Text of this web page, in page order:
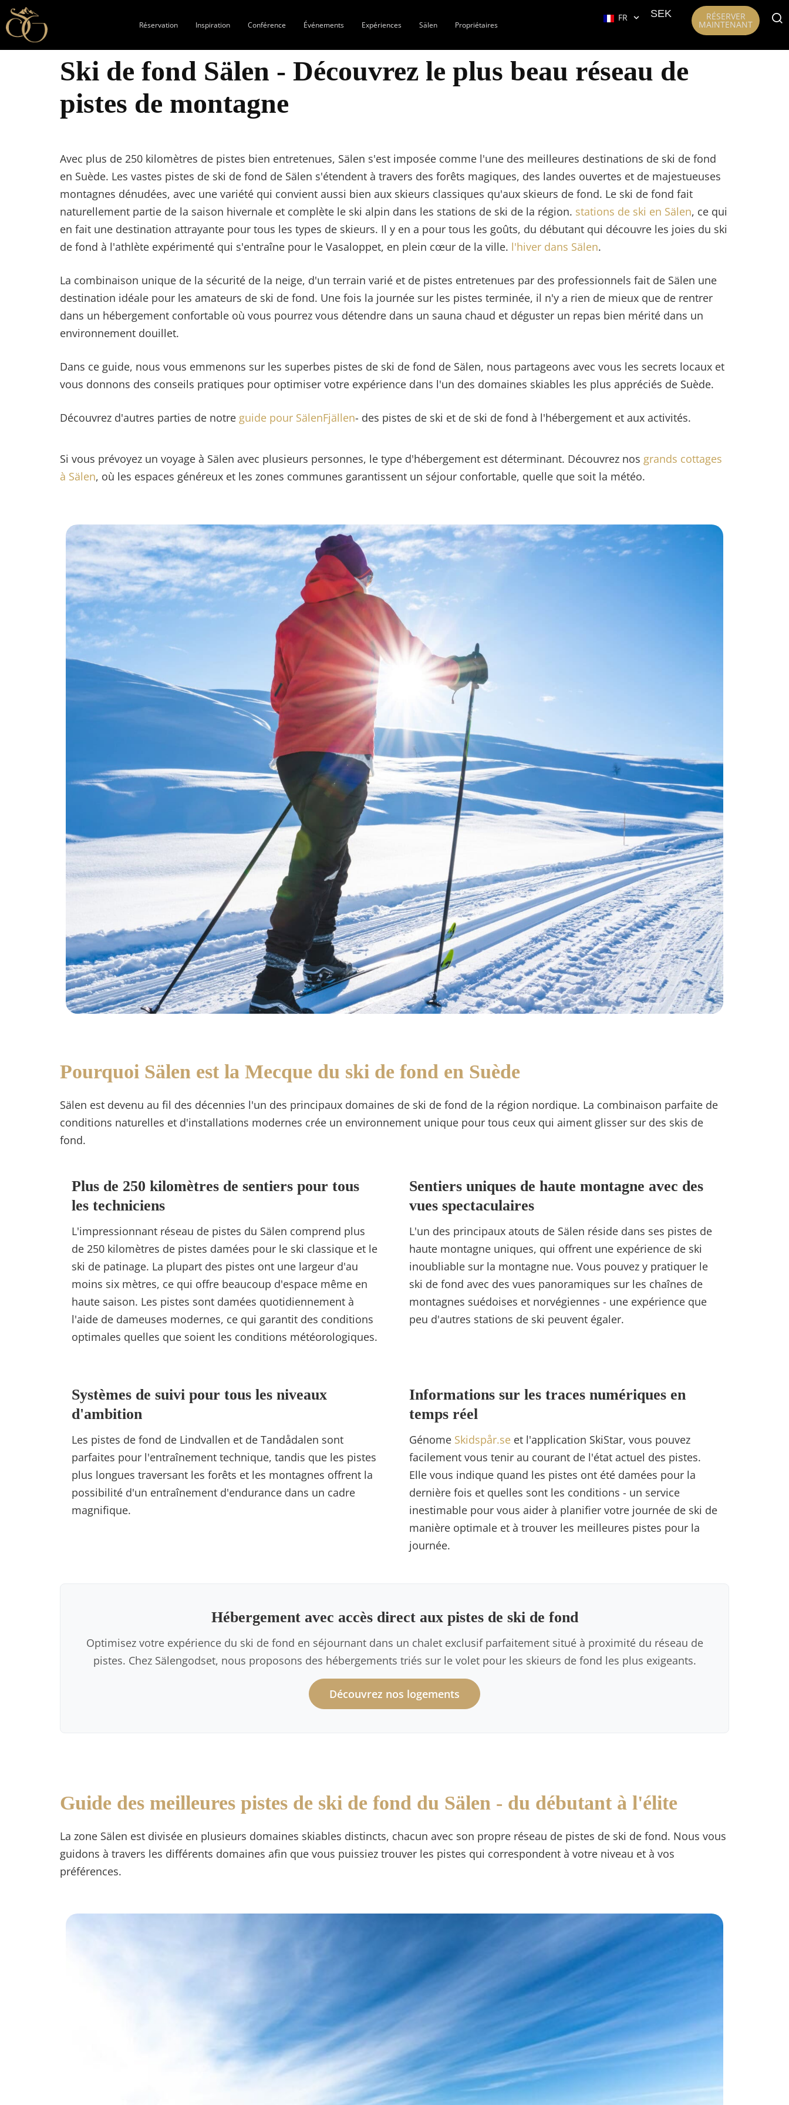
Réservation Inspiration Conférence Événements Expériences Sälen Propriétaires
FR SEK RÉSERVER
MAINTENANT
Ski de fond Sälen - Découvrez le plus beau réseau de
pistes de montagne
Avec plus de 250 kilomètres de pistes bien entretenues, Sälen s'est imposée comme l'une des meilleures destinations de ski de fond
en Suède. Les vastes pistes de ski de fond de Sälen s'étendent à travers des forêts magiques, des landes ouvertes et de majestueuses
montagnes dénudées, avec une variété qui convient aussi bien aux skieurs classiques qu'aux skieurs de fond. Le ski de fond fait
naturellement partie de la saison hivernale et complète le ski alpin dans les stations de ski de la région. stations de ski en Sälen, ce qui
en fait une destination attrayante pour tous les types de skieurs. Il y en a pour tous les goûts, du débutant qui découvre les joies du ski
de fond à l'athlète expérimenté qui s'entraîne pour le Vasaloppet, en plein cœur de la ville. l'hiver dans Sälen.
La combinaison unique de la sécurité de la neige, d'un terrain varié et de pistes entretenues par des professionnels fait de Sälen une
destination idéale pour les amateurs de ski de fond. Une fois la journée sur les pistes terminée, il n'y a rien de mieux que de rentrer
dans un hébergement confortable où vous pourrez vous détendre dans un sauna chaud et déguster un repas bien mérité dans un
environnement douillet.
Dans ce guide, nous vous emmenons sur les superbes pistes de ski de fond de Sälen, nous partageons avec vous les secrets locaux et
vous donnons des conseils pratiques pour optimiser votre expérience dans l'un des domaines skiables les plus appréciés de Suède.
Découvrez d'autres parties de notre guide pour SälenFjällen- des pistes de ski et de ski de fond à l'hébergement et aux activités.
Si vous prévoyez un voyage à Sälen avec plusieurs personnes, le type d'hébergement est déterminant. Découvrez nos grands cottages
à Sälen, où les espaces généreux et les zones communes garantissent un séjour confortable, quelle que soit la météo.
Pourquoi Sälen est la Mecque du ski de fond en Suède
Sälen est devenu au fil des décennies l'un des principaux domaines de ski de fond de la région nordique. La combinaison parfaite de
conditions naturelles et d'installations modernes crée un environnement unique pour tous ceux qui aiment glisser sur des skis de
fond.
Plus de 250 kilomètres de sentiers pour tous
les techniciens
L'impressionnant réseau de pistes du Sälen comprend plus
de 250 kilomètres de pistes damées pour le ski classique et le
ski de patinage. La plupart des pistes ont une largeur d'au
moins six mètres, ce qui offre beaucoup d'espace même en
haute saison. Les pistes sont damées quotidiennement à
l'aide de dameuses modernes, ce qui garantit des conditions
optimales quelles que soient les conditions météorologiques.
Sentiers uniques de haute montagne avec des
vues spectaculaires
L'un des principaux atouts de Sälen réside dans ses pistes de
haute montagne uniques, qui offrent une expérience de ski
inoubliable sur la montagne nue. Vous pouvez y pratiquer le
ski de fond avec des vues panoramiques sur les chaînes de
montagnes suédoises et norvégiennes - une expérience que
peu d'autres stations de ski peuvent égaler.
Systèmes de suivi pour tous les niveaux
d'ambition
Les pistes de fond de Lindvallen et de Tandådalen sont
parfaites pour l'entraînement technique, tandis que les pistes
plus longues traversant les forêts et les montagnes offrent la
possibilité d'un entraînement d'endurance dans un cadre
magnifique.
Informations sur les traces numériques en
temps réel
Génome Skidspår.se et l'application SkiStar, vous pouvez
facilement vous tenir au courant de l'état actuel des pistes.
Elle vous indique quand les pistes ont été damées pour la
dernière fois et quelles sont les conditions - un service
inestimable pour vous aider à planifier votre journée de ski de
manière optimale et à trouver les meilleures pistes pour la
journée.
Hébergement avec accès direct aux pistes de ski de fond
Optimisez votre expérience du ski de fond en séjournant dans un chalet exclusif parfaitement situé à proximité du réseau de
pistes. Chez Sälengodset, nous proposons des hébergements triés sur le volet pour les skieurs de fond les plus exigeants.
Découvrez nos logements
Guide des meilleures pistes de ski de fond du Sälen - du débutant à l'élite
La zone Sälen est divisée en plusieurs domaines skiables distincts, chacun avec son propre réseau de pistes de ski de fond. Nous vous
guidons à travers les différents domaines afin que vous puissiez trouver les pistes qui correspondent à votre niveau et à vos
préférences.